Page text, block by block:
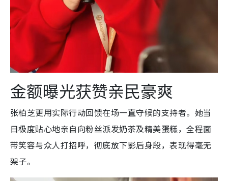
金额曝光获赞亲民豪爽
张柏芝更用实际行动回馈在场一直守候的支持者。她当
日极度贴心地亲自向粉丝派发奶茶及精美蛋糕，全程面
带笑容与众人打招呼，彻底放下影后身段，表现得毫无
架子。